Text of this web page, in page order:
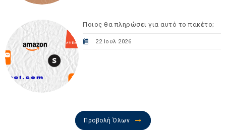
Ποιος θα πληρώσει για αυτό το πακέτο;
22 Ιουλ 2026
Προβολή Όλων